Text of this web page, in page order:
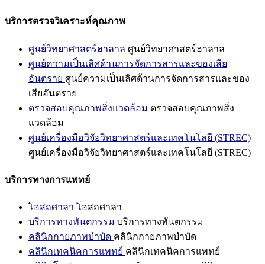
บริการตรวจวิเคราะห์คุณภาพ
ศูนย์วิทยาศาสตร์ฮาลาล ศูนย์วิทยาศาสตร์ฮาลาล
ศูนย์ความเป็นเลิศด้านการจัดการสารและของเสีย
อันตราย ศูนย์ความเป็นเลิศด้านการจัดการสารและของ
เสียอันตราย
ตรวจสอบคุณภาพสิ่งแวดล้อม ตรวจสอบคุณภาพสิ่ง
แวดล้อม
ศูนย์เครื่องมือวิจัยวิทยาศาสตร์และเทคโนโลยี (STREC)
ศูนย์เครื่องมือวิจัยวิทยาศาสตร์และเทคโนโลยี (STREC)
บริการทางการแพทย์
โอสถศาลา โอสถศาลา
บริการทางทันตกรรม บริการทางทันตกรรม
คลินิกกายภาพบำบัด คลินิกกายภาพบำบัด
คลินิกเทคนิคการแพทย์ คลินิกเทคนิคการแพทย์